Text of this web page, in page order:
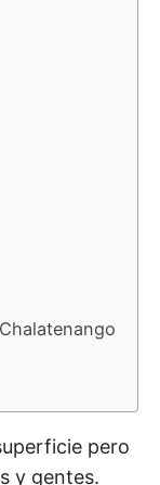
pero
y gentes.